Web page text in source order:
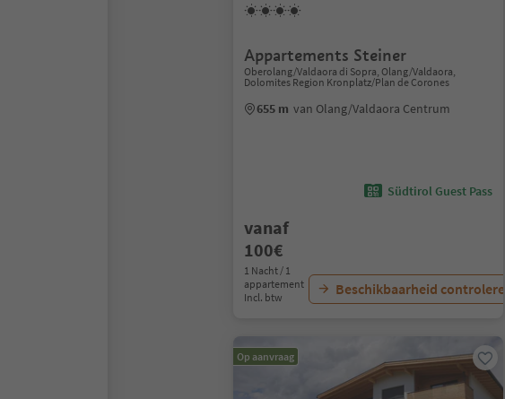
Appartements Steiner
Oberolang/Valdaora di Sopra, Olang/Valdaora,
Dolomites Region Kronplatz/Plan de Corones
655 m van Olang/Valdaora Centrum
Südtirol Guest Pass
vanaf
100€
1 Nacht / 1
appartement
Incl. btw
Beschikbaarheid controleren
Op aanvraag